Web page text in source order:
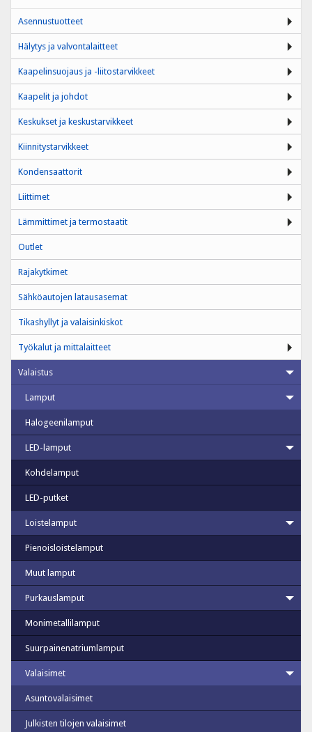
Asennustuotteet
Hälytys ja valvontalaitteet
Kaapelinsuojaus ja -liitostarvikkeet
Kaapelit ja johdot
Keskukset ja keskustarvikkeet
Kiinnitystarvikkeet
Kondensaattorit
Liittimet
Lämmittimet ja termostaatit
Outlet
Rajakytkimet
Sähköautojen latausasemat
Tikashyllyt ja valaisinkiskot
Työkalut ja mittalaitteet
Valaistus
Lamput
Halogeenilamput
LED-lamput
Kohdelamput
LED-putket
Loistelamput
Pienoisloistelamput
Muut lamput
Purkauslamput
Monimetallilamput
Suurpainenatriumlamput
Valaisimet
Asuntovalaisimet
Julkisten tilojen valaisimet